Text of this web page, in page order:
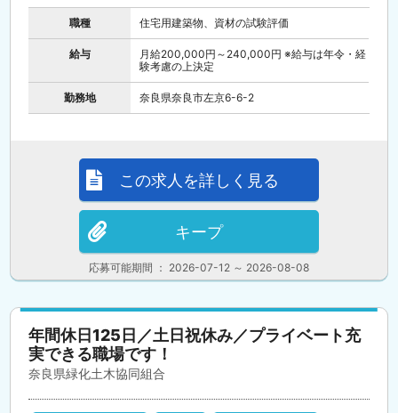
職種 住宅用建築物、資材の試験評価
給与
月給200,000円～240,000円 ※給与は年令・経
験考慮の上決定
勤務地 奈良県奈良市左京6-6-2
応募可能期間 ： 2026-07-12 ～ 2026-08-08
この求人を詳しく見る
キープ
年間休日125日／土日祝休み／プライベート充
実できる職場です！
奈良県緑化土木協同組合